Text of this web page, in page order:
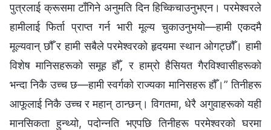
पुत्रलाई क्रूसमा टाँगिने अनुमति दिन हिच्किचाउनुभएन। परमेश्‍वरले
हामीलाई फिर्ता प्राप्त गर्न भारी मूल्य चुकाउनुभयो—हामी एकदमै
मूल्यवान् छौँ र हामी सबैले परमेश्‍वरको हृदयमा स्थान ओगट्छौँ। हामी
विशेष मानिसहरूको समूह हौँ, र हाम्रो हैसियत गैरविश्‍वासीहरूको
भन्दा निकै उच्च छ—हामी स्वर्गको राज्यका मानिसहरू हौँ।” तिनीहरू
आफूलाई निकै उच्च र महान् ठान्छन्। विगतमा, धेरै अगुवाहरूको यही
मानसिकता हुन्थ्यो, पदोन्नति भएपछि तिनीहरू परमेश्‍वरको घरमा